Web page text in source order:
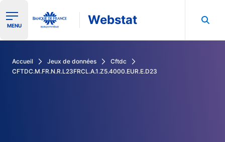
Ouvrir le menu de navigation
MENU Webstat
Accueil Jeux de données
Cftdc
CFTDC.M.FR.N.R.L23FRCL.A.1.Z5.4000.EUR.E.D23